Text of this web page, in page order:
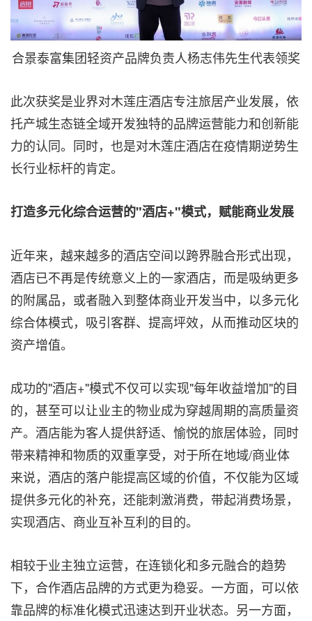
合景泰富集团轻资产品牌负责人杨志伟先生代表领奖
此次获奖是业界对木莲庄酒店专注旅居产业发展，依
托产城生态链全域开发独特的品牌运营能力和创新能
力的认同。同时，也是对木莲庄酒店在疫情期逆势生
长行业标杆的肯定。
打造多元化综合运营的"酒店+"模式，赋能商业发展
近年来，越来越多的酒店空间以跨界融合形式出现，
酒店已不再是传统意义上的一家酒店，而是吸纳更多
的附属品，或者融入到整体商业开发当中，以多元化
综合体模式，吸引客群、提高坪效，从而推动区块的
资产增值。
成功的"酒店+"模式不仅可以实现"每年收益增加"的目
的，甚至可以让业主的物业成为穿越周期的高质量资
产。酒店能为客人提供舒适、愉悦的旅居体验，同时
带来精神和物质的双重享受，对于所在地域/商业体
来说，酒店的落户能提高区域的价值，不仅能为区域
提供多元化的补充，还能刺激消费，带起消费场景，
实现酒店、商业互补互利的目的。
相较于业主独立运营，在连锁化和多元融合的趋势
下，合作酒店品牌的方式更为稳妥。一方面，可以依
靠品牌的标准化模式迅速达到开业状态。另一方面，